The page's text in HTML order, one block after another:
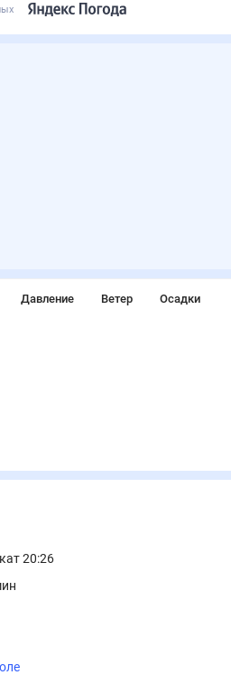
Давление Ветер Осадки
20:26